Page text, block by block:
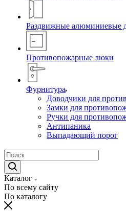
Раздвижные алюминиевые
Противопожарные люки
Фурнитура
Доводчики для
Замки для
Ручки для
Антипаника
Выпадающий порог
Каталог
По всему сайту
По каталогу